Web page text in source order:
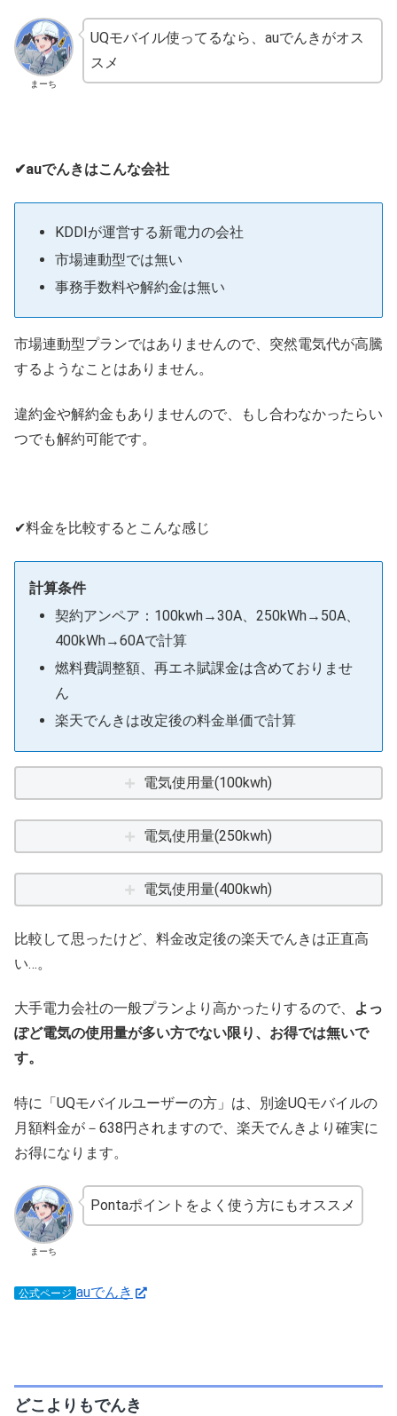
まーち
UQモバイル使ってるなら、auでんきがオス
スメ
✔auでんきはこんな会社
KDDIが運営する新電力の会社
市場連動型では無い
事務手数料や解約金は無い
市場連動型プランではありませんので、突然電気代が高騰
するようなことはありません。
違約金や解約金もありませんので、もし合わなかったらい
つでも解約可能です。
✔料金を比較するとこんな感じ
計算条件
契約アンペア：100kwh→30A、250kWh→50A、
400kWh→60Aで計算
燃料費調整額、再エネ賦課金は含めておりませ
ん
楽天でんきは改定後の料金単価で計算
電気使用量(100kwh)
電気使用量(250kwh)
電気使用量(400kwh)
比較して思ったけど、料金改定後の楽天でんきは正直高
い…。
大手電力会社の一般プランより高かったりするので、
よっ
ぽど電気の使用量が多い方でない限り、お得では無いで
す。
特に「UQモバイルユーザーの方」は、別途UQモバイルの
月額料金が－638円されますので、楽天でんきより確実に
お得になります。
まーち
Pontaポイントをよく使う方にもオススメ
公式ページ auでんき
どこよりもでんき